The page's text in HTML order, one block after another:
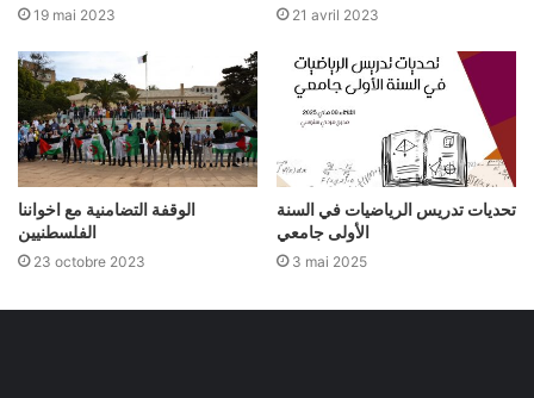
19 mai 2023 21 avril 2023
الوقفة التضامنية مع اخواننا
الفلسطنيين
23 octobre 2023
تحديات تدريس الرياضيات في السنة
الأولى جامعي
3 mai 2025